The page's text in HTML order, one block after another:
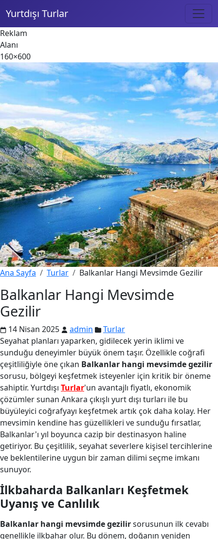
Yurtdışı Turlar
Reklam
Alanı
160×600
Ana Sayfa Turlar Balkanlar Hangi Mevsimde Gezilir
Balkanlar Hangi Mevsimde
Gezilir
14 Nisan 2025 admin
Turlar
Seyahat planları yaparken, gidilecek yerin iklimi ve
sunduğu deneyimler büyük önem taşır. Özellikle coğrafi
çeşitliliğiyle öne çıkan Balkanlar hangi mevsimde gezilir
sorusu, bölgeyi keşfetmek isteyenler için kritik bir öneme
sahiptir. Yurtdışı Turlar'un avantajlı fiyatlı, ekonomik
çözümler sunan Ankara çıkışlı yurt dışı turları ile bu
büyüleyici coğrafyayı keşfetmek artık çok daha kolay. Her
mevsimin kendine has güzellikleri ve sunduğu fırsatlar,
Balkanlar'ı yıl boyunca cazip bir destinasyon haline
getiriyor. Bu çeşitlilik, seyahat severlere kişisel tercihlerine
ve beklentilerine uygun bir zaman dilimi seçme imkanı
sunuyor.
İlkbaharda Balkanları Keşfetmek
Uyanış ve Canlılık
Balkanlar hangi mevsimde gezilirsorusunun ilk cevabı
genellikle ilkbahar olur. Bu dönem, doğanın yeniden